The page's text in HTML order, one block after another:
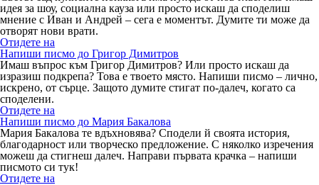
идея за шоу, социална кауза или просто искаш да споделиш
мнение с Иван и Андрей – сега е моментът. Думите ти може да
отворят нови врати.
Отидете на
Напиши писмо до Григор Димитров
Имаш въпрос към Григор Димитров? Или просто искаш да
изразиш подкрепа? Това е твоето място. Напиши писмо – лично,
искрено, от сърце. Защото думите стигат по-далеч, когато са
споделени.
Отидете на
Напиши писмо до Мария Бакалова
Мария Бакалова те вдъхновява? Сподели й своята история,
благодарност или творческо предложение. С няколко изречения
можеш да стигнеш далеч. Направи първата крачка – напиши
писмото си тук!
Отидете на